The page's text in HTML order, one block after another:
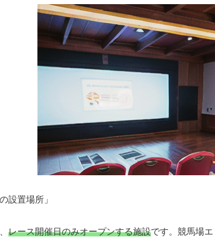
設置場所」
レース開催日のみオープンする施設です。競馬場エ